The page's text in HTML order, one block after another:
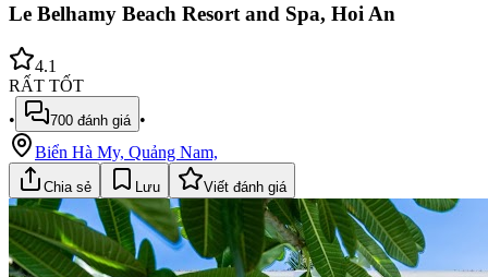
Le Belhamy Beach Resort and Spa, Hoi An
4.1
RẤT TỐT
•
700 đánh giá •
Biển Hà My, Quảng Nam,
Chia sẻ Lưu Viết đánh giá